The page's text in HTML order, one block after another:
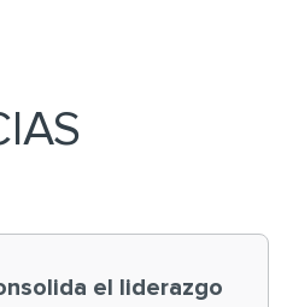
el liderazgo